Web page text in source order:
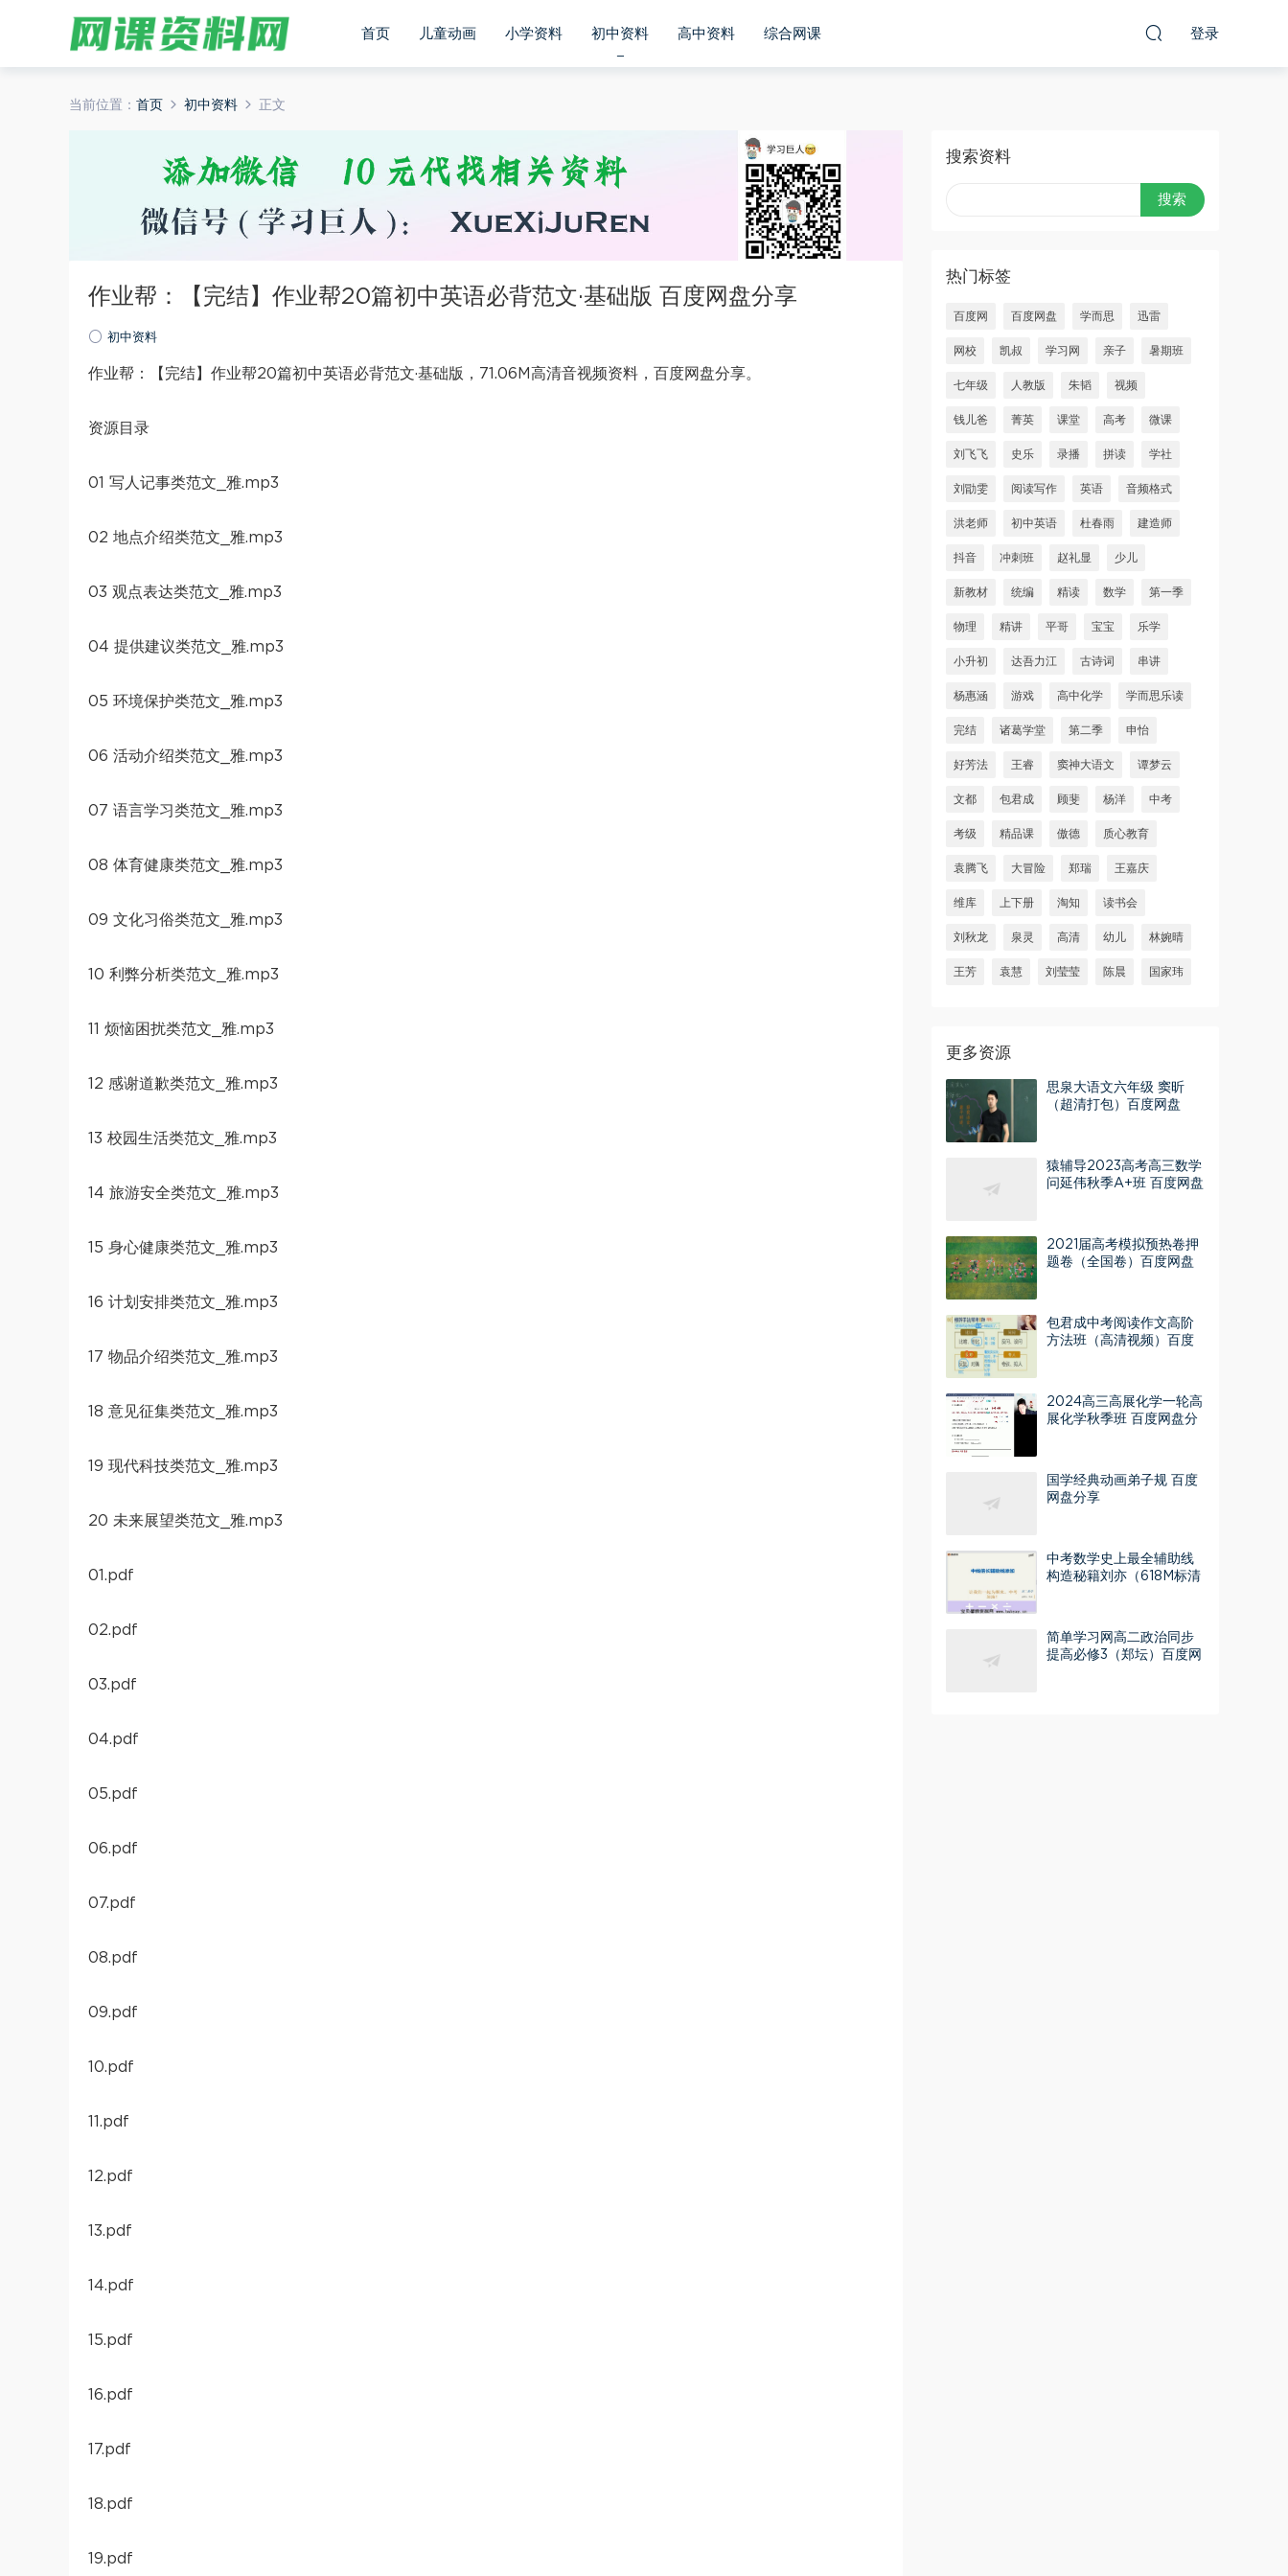
首页 儿童动画 小学资料 初中资料 高中资料 综合网课 登录
当前位置： 首页 初中资料 正文
作业帮：【完结】作业帮20篇初中英语必背范文·基础版 百度网盘分享
初中资料
作业帮：【完结】作业帮20篇初中英语必背范文·基础版，71.06M高清音视频资料，百度网盘分享。
资源目录
01 写人记事类范文_雅.mp3
02 地点介绍类范文_雅.mp3
03 观点表达类范文_雅.mp3
04 提供建议类范文_雅.mp3
05 环境保护类范文_雅.mp3
06 活动介绍类范文_雅.mp3
07 语言学习类范文_雅.mp3
08 体育健康类范文_雅.mp3
09 文化习俗类范文_雅.mp3
10 利弊分析类范文_雅.mp3
11 烦恼困扰类范文_雅.mp3
12 感谢道歉类范文_雅.mp3
13 校园生活类范文_雅.mp3
14 旅游安全类范文_雅.mp3
15 身心健康类范文_雅.mp3
16 计划安排类范文_雅.mp3
17 物品介绍类范文_雅.mp3
18 意见征集类范文_雅.mp3
19 现代科技类范文_雅.mp3
20 未来展望类范文_雅.mp3
01.pdf
02.pdf
03.pdf
04.pdf
05.pdf
06.pdf
07.pdf
08.pdf
09.pdf
10.pdf
11.pdf
12.pdf
13.pdf
14.pdf
15.pdf
16.pdf
17.pdf
18.pdf
19.pdf
搜索资料
热门标签
百度网 百度网盘 学而思 迅雷
网校 凯叔 学习网 亲子 暑期班
七年级 人教版 朱韬 视频
钱儿爸 菁英 课堂 高考 微课
刘飞飞 史乐 录播 拼读 学社
刘勖雯 阅读写作 英语 音频格式
洪老师 初中英语 杜春雨 建造师
抖音 冲刺班 赵礼显 少儿
新教材 统编 精读 数学 第一季
物理 精讲 平哥 宝宝 乐学
小升初 达吾力江 古诗词 串讲
杨惠涵 游戏 高中化学 学而思乐读
完结 诸葛学堂 第二季 申怡
好芳法 王睿 窦神大语文 谭梦云
文都 包君成 顾斐 杨洋 中考
考级 精品课 傲德 质心教育
袁腾飞 大冒险 郑瑞 王嘉庆
维库 上下册 淘知 读书会
刘秋龙 泉灵 高清 幼儿 林婉晴
王芳 袁慧 刘莹莹 陈晨 国家玮
更多资源
思泉大语文六年级 窦昕
（超清打包）百度网盘
猿辅导2023高考高三数学
问延伟秋季A+班 百度网盘
2021届高考模拟预热卷押
题卷（全国卷）百度网盘
包君成中考阅读作文高阶
方法班（高清视频）百度
2024高三高展化学一轮高
展化学秋季班 百度网盘分
国学经典动画弟子规 百度
网盘分享
中考数学史上最全辅助线
构造秘籍刘亦（618M标清
简单学习网高二政治同步
提高必修3（郑坛）百度网